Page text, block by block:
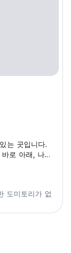
는 곳입니다.
로 아래, 나무
부드럽고 비
란에서 벗어
견하기 위해. 무
은 정원이 있
과...
도미토리가 없